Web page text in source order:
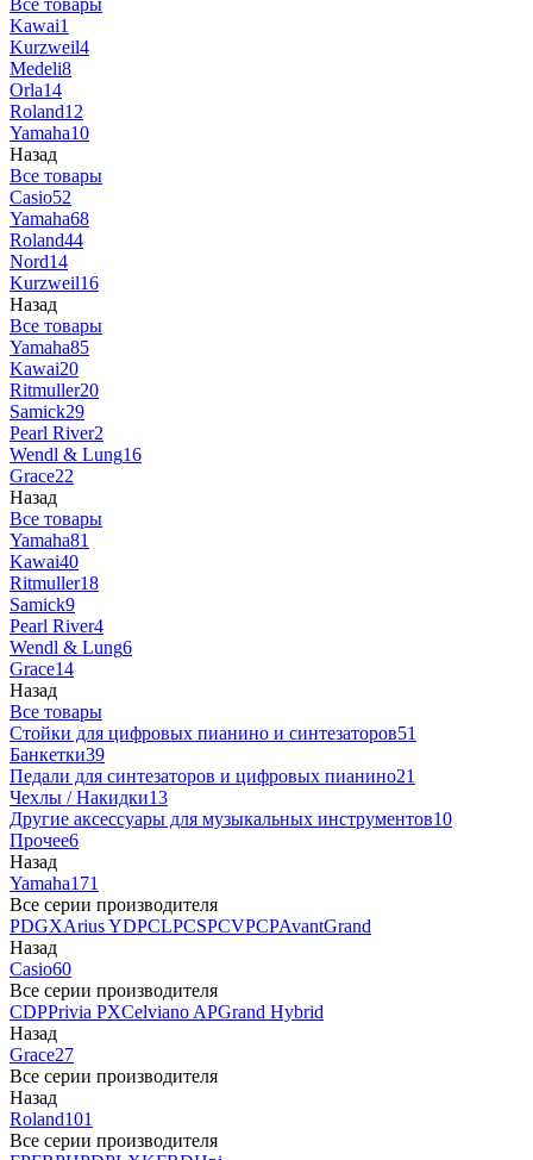
Все товары
Kawai1
Kurzweil4
Medeli8
Orla14
Roland12
Yamaha10
Назад
Все товары
Casio52
Yamaha68
Roland44
Nord14
Kurzweil16
Назад
Все товары
Yamaha85
Kawai20
Ritmuller20
Samick29
Pearl River2
Wendl & Lung16
Grace22
Назад
Все товары
Yamaha81
Kawai40
Ritmuller18
Samick9
Pearl River4
Wendl & Lung6
Grace14
Назад
Все товары
Стойки для цифровых пианино и синтезаторов51
Банкетки39
Педали для синтезаторов и цифровых пианино21
Чехлы / Накидки13
Другие аксессуары для музыкальных инструментов10
Прочее6
Назад
Yamaha171
Все серии производителя
PDGXArius YDPCLPCSPCVPCPAvantGrand
Назад
Casio60
Все серии производителя
CDPPrivia PXCelviano APGrand Hybrid
Назад
Grace27
Все серии производителя
Назад
Roland101
Все серии производителя